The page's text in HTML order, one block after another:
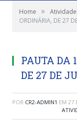
Home »
ORDINÁRIA, DE 27
PAUTA DA
DE 27 DE
POR CR2-ADMIN1 EM 27